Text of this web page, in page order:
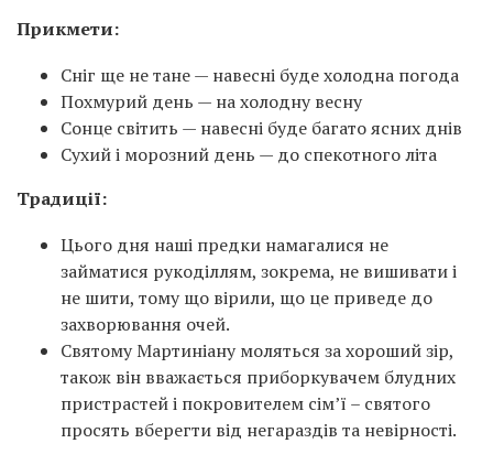
Прикмети:
Сніг ще не тане — навесні буде холодна погода
Похмурий день — на холодну весну
Сонце світить — навесні буде багато ясних днів
Сухий і морозний день — до спекотного літа
Традиції:
Цього дня наші предки намагалися не
займатися рукоділлям, зокрема, не вишивати і
не шити, тому що вірили, що це приведе до
захворювання очей.
Святому Мартиніану моляться за хороший зір,
також він вважається приборкувачем блудних
пристрастей і покровителем сім’ї – святого
просять вберегти від негараздів та невірності.